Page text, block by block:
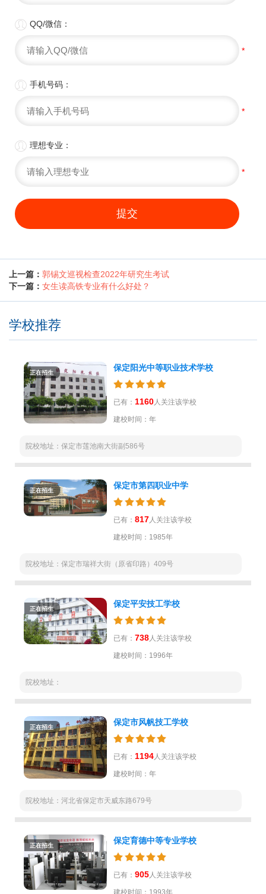
 QQ/微信：
*
 手机号码：
*
 理想专业：
*
提交
上一篇： 郭锡文巡视检查2022年研究生考试
下一篇： 女生读高铁专业有什么好处？
学校推荐
正在招生
保定阳光中等职业技术学校
已有： 1160人关注该学校
建校时间：年
院校地址：保定市莲池南大街副586号
正在招生
保定市第四职业中学
已有： 817人关注该学校
建校时间：1985年
院校地址：保定市瑞祥大街（原省印路）409号
正在招生
保定平安技工学校
已有： 738人关注该学校
建校时间：1996年
院校地址：
正在招生
保定市风帆技工学校
已有： 1194人关注该学校
建校时间：年
院校地址：河北省保定市天威东路679号
正在招生
保定育德中等专业学校
已有： 905人关注该学校
建校时间：1993年